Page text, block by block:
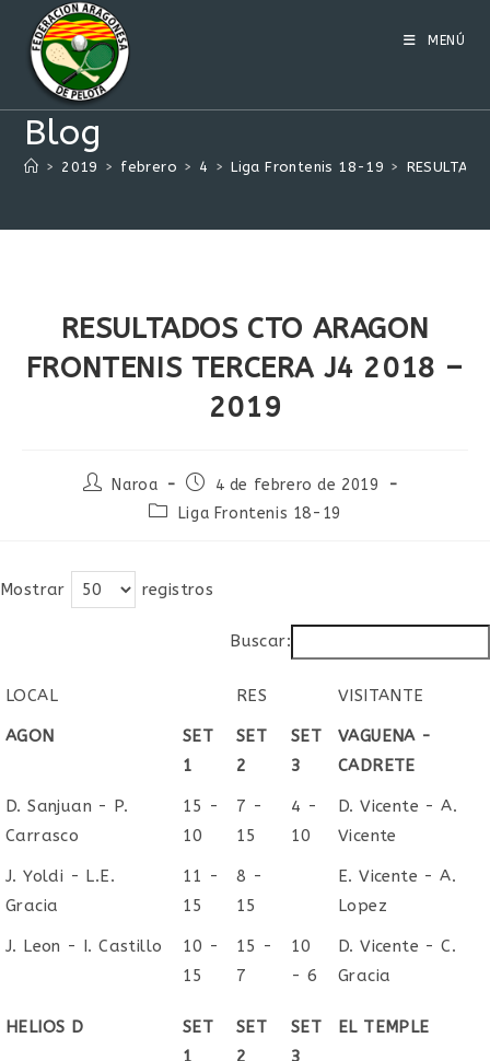
contenido
MENÚ
Blog
> 2019 > febrero > 4 > Liga Frontenis 18-19 >
RESULTADOS CTO ARAGON
FRONTENIS TERCERA J4 2018 –
2019
AutorNaroa
Publicación
de
la
4 de febrero de 2019
Categoría
Liga Frontenis 18-19
Mostrar registros
Buscar:
LOCAL RES
VISITANTE
LOCAL
RES VISITANTE
AGON
SET
1
SET
2
SET
3
VAGUENA -
CADRETE
D. Sanjuan - P.
Carrasco
15 -
10
7 -
15
4 -
10
D. Vicente - A.
Vicente
J. Yoldi - L.E.
Gracia
11 -
15
8 -
15
E. Vicente - A.
Lopez
J. Leon - I. Castillo
10 -
15
15 -
7
10
- 6
D. Vicente - C.
Gracia
HELIOS D
SET
1
SET
2
SET
3
EL TEMPLE